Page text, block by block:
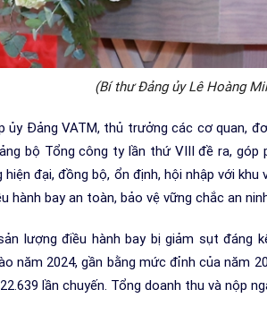
(Bí thư Đảng ủy Lê Hoàng
ủy Đảng VATM, thủ trưởng các cơ quan,
bộ Tổng công ty lần thứ VIII đề ra,
đại, đồng bộ, ổn định, hội nhập với
hành bay an toàn, bảo vệ vững chắc an
lượng điều hành bay bị giảm sụt
năm 2024, gần bằng mức đỉnh của năm
lần chuyến. Tổng doanh thu và nộp